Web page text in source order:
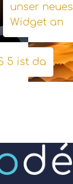
unser neues
Widget an
5 ist da